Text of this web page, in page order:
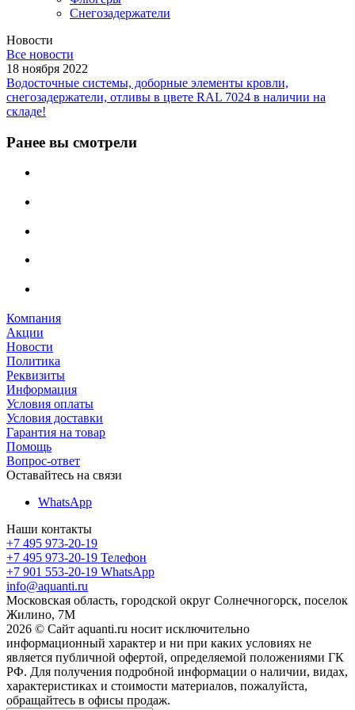
Снегозадержатели
Новости
Все новости
18 ноября 2022
Водосточные системы, доборные элементы кровли,
снегозадержатели, отливы в цвете RAL 7024 в наличии на
складе!
Ранее вы смотрели
Компания
Акции
Новости
Политика
Реквизиты
Информация
Условия оплаты
Условия доставки
Гарантия на товар
Помощь
Вопрос-ответ
Оставайтесь на связи
WhatsApp
Наши контакты
+7 495 973-20-19
+7 495 973-20-19 Телефон
+7 901 553-20-19 WhatsApp
info@aquanti.ru
Московская область, городской округ Солнечногорск, поселок
Жилино, 7М
2026 © Сайт aquanti.ru носит исключительно
информационный характер и ни при каких условиях не
является публичной офертой, определяемой положениями ГК
РФ. Для получения подробной информации о наличии, видах,
характеристиках и стоимости материалов, пожалуйста,
обращайтесь в офисы продаж.